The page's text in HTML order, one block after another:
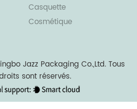
Casquette
Cosmétique
Jazz Packaging Co.,Ltd.Tous
sont réservés.